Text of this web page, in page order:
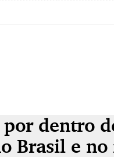
dentro
Brasil e no